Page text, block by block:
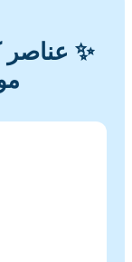
✨ عناصر